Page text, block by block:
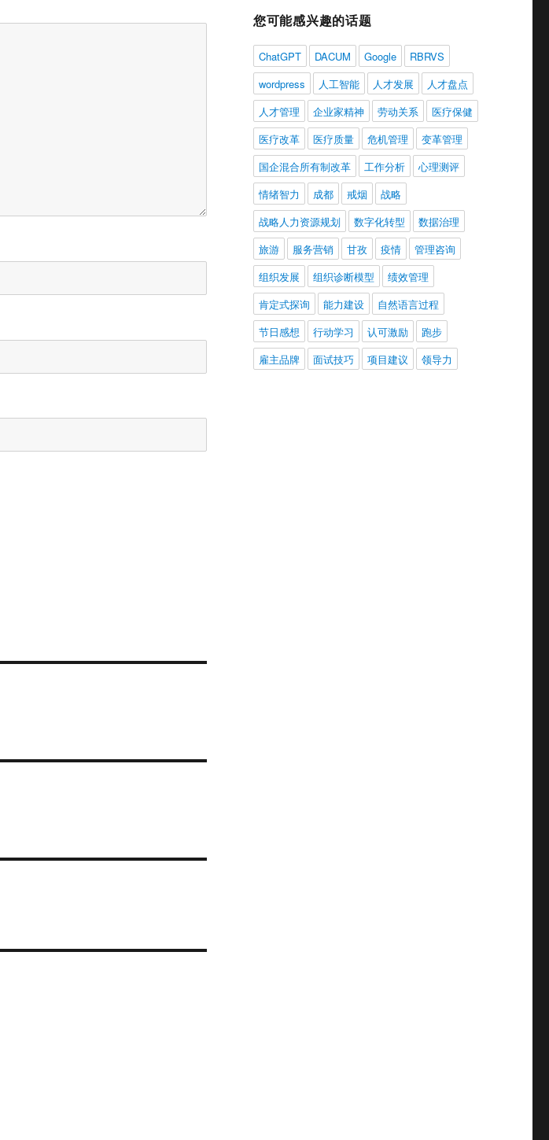
您可能感兴趣的话题
ChatGPT DACUM Google
RBRVS
wordpress
人工智能 人才发展
人才盘点
人才管理
企业家精神 劳动关系
医疗保健
医疗改革
医疗质量 危机管理
变革管理
国企混合所有制改革
工作分析
心理测评
情绪智力
成都 戒烟
战略
战略人力资源规划
数字化转型
数据治理
旅游
服务营销 甘孜 疫情
管理咨询
组织发展
组织诊断模型
绩效管理
肯定式探询
能力建设
自然语言过程
节日感想
行动学习 认可激励
跑步
雇主品牌
面试技巧 项目建议 领导力